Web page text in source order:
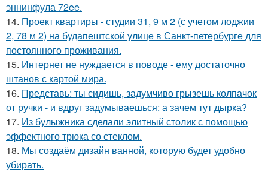
эннинфула 72ee.
14. Проект квартиры - студии 31, 9 м 2 (с учетом лоджии
2, 78 м 2) на будапештской улице в Санкт-петербурге для
постоянного проживания.
15. Интернет не нуждается в поводе - ему достаточно
штанов с картой мира.
16. Представь: ты сидишь, задумчиво грызешь колпачок
от ручки - и вдруг задумываешься: а зачем тут дырка?
17. Из булыжника сделали элитный столик с помощью
эффектного трюка со стеклом.
18. Мы создаём дизайн ванной, которую будет удобно
убирать.